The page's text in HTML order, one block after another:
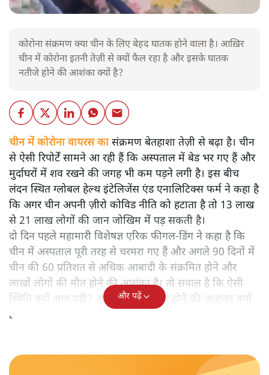
कोरोना संक्रमण क्या चीन के लिए बेहद घातक होने वाला है। आख़िर
चीन में कोरोना इतनी तेज़ी से क्यों फैल रहा है और इसके घातक
नतीजे होने की आशंका क्यों है?
चीन में कोरोना वायरस कासंक्रमण बेतहाशा तेज़ी से बढ़ा है। चीन
से ऐसी रिपोर्टें सामने आ रही हैं कि अस्पताल में बेड भर गए हैं और
मुर्दाघरों में शव रखने की जगह भी कम पड़ने लगी है। इस बीच
लंदन स्थित ग्लोबल हेल्थ इंटेलिजेंस एंड एनालिटिक्स फर्म ने कहा है
कि अगर चीन अपनी ज़ीरो कोविड नीति को हटाता है तो 13 लाख
से 21 लाख लोगों की जान जोखिम में पड़ सकती है।
दो दिन पहले महामारी विशेषज्ञ एरिक फीगल-डिंग ने कहा है कि
चीन में अस्पताल पूरी तरह से चरमरा गए हैं और अगले 90 दिनों में
चीन की 60 प्रतिशत से अधिक आबादी के संक्रमित होने और
लाखों लोगों की मौत होने की आशंका है। तो सवाल है कि ऐसी
स्थिति क्यों आन पड़ी? आख़िर चीन में ऐसा होने की आशंका क्यों
है?
और पढ़ें